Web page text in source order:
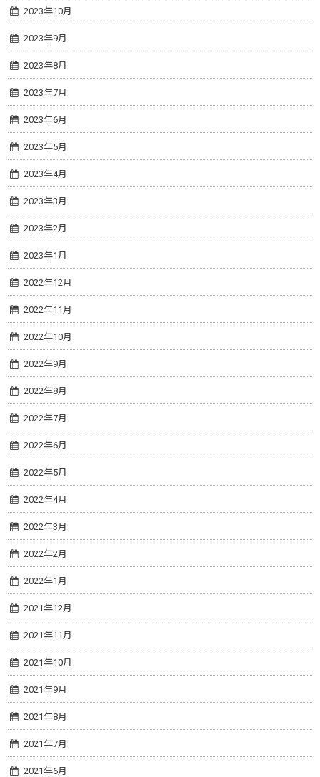
2023年10月
2023年9月
2023年8月
2023年7月
2023年6月
2023年5月
2023年4月
2023年3月
2023年2月
2023年1月
2022年12月
2022年11月
2022年10月
2022年9月
2022年8月
2022年7月
2022年6月
2022年5月
2022年4月
2022年3月
2022年2月
2022年1月
2021年12月
2021年11月
2021年10月
2021年9月
2021年8月
2021年7月
2021年6月